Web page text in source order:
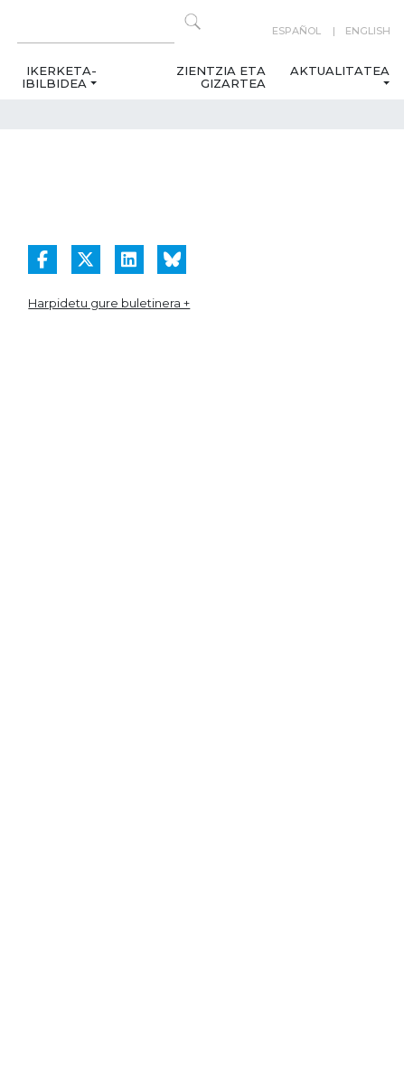
ESPAÑOL ENGLISH
IKERKETA-
IBILBIDEA
ZIENTZIA ETA
GIZARTEA
AKTUALITATEA
Harpidetu gure buletinera +